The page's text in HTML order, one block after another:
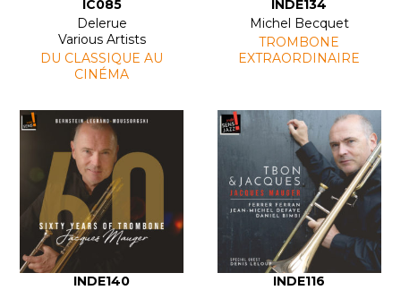
IC085
Delerue
Various Artists
DU CLASSIQUE AU
CINÉMA
INDE134
Michel Becquet
TROMBONE
EXTRAORDINAIRE
INDE140
INDE116